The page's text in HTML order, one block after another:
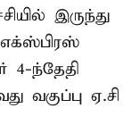
இருந்து
4-ந்தேதி
வகுப்பு ஏ.சி